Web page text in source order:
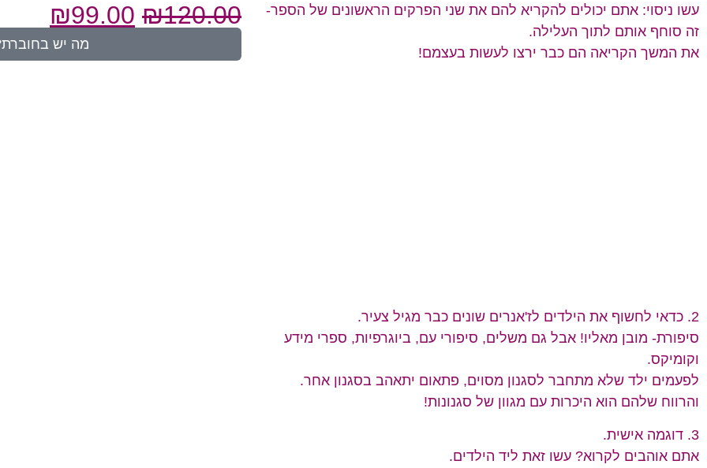
עשו ניסוי: אתם יכולים להקריא להם את שני הפרקים הראשונים של הספר-
זה סוחף אותם לתוך העלילה.
את המשך הקריאה הם כבר ירצו לעשות בעצמם!
2. כדאי לחשוף את הילדים לז'אנרים שונים כבר מגיל צעיר.
סיפורת- מובן מאליו! אבל גם משלים, סיפורי עם, ביוגרפיות, ספרי מידע
וקומיקס.
לפעמים ילד שלא מתחבר לסגנון מסוים, פתאום יתאהב בסגנון אחר.
והרווח שלהם הוא היכרות עם מגוון של סגנונות!
3. דוגמה אישית.
אתם אוהבים לקרוא? עשו זאת ליד הילדים.
₪120.00
₪99.00
מה יש